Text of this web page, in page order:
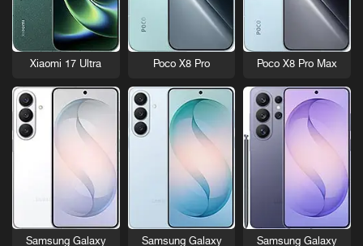
Poco X8 Pro Max
Poco X8 Pro
Xiaomi 17 Ultra
Samsung Galaxy
Samsung Galaxy
Samsung Galaxy